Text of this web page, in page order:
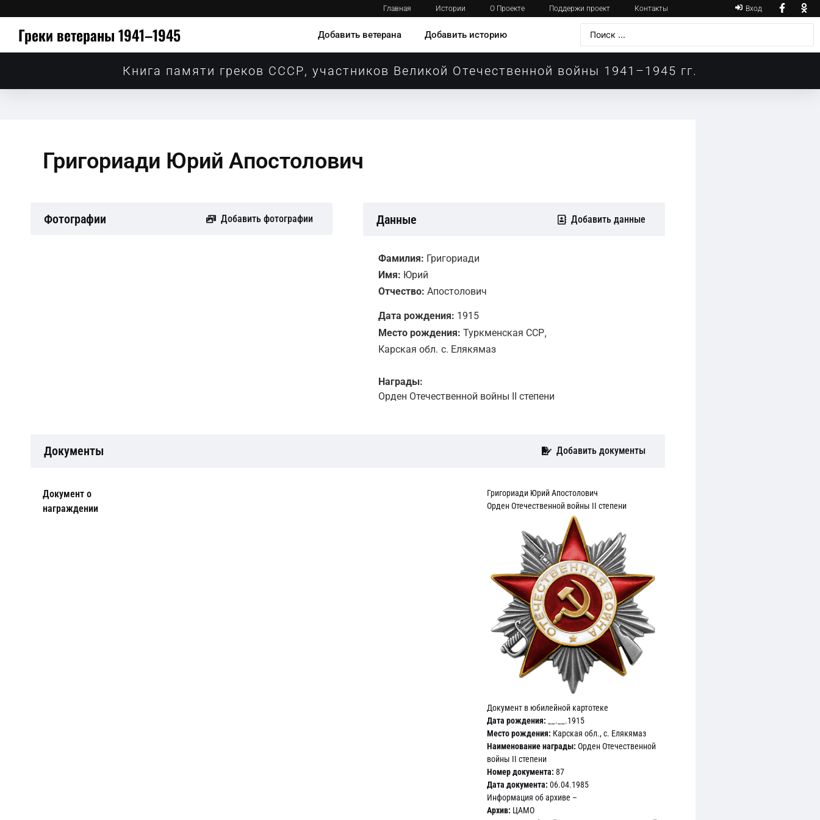
Главная Истории О Проекте Поддержи проект Контакты Вход
Греки ветераны 1941–1945 Добавить ветерана Добавить историю
Книга памяти греков СССР, участников Великой Отечественной войны 1941–1945 гг.
Григориади Юрий Апостолович
Фотографии Добавить фотографии Данные Добавить данные
Фамилия: Григориади
Имя: Юрий
Отчество: Апостолович
Дата рождения: 1915
Место рождения: Туркменская ССР,
Карская обл. с. Елякямаз
Награды:
Орден Отечественной войны II степени
Документы Добавить документы
Документ о
награждении
Григориади Юрий Апостолович
Орден Отечественной войны II степени
Документ в юбилейной картотеке
Дата рождения: __.__.1915
Место рождения: Карская обл., с. Елякямаз
Наименование награды: Орден Отечественной
войны II степени
Номер документа: 87
Дата документа: 06.04.1985
Информация об архиве –
Архив: ЦАМО